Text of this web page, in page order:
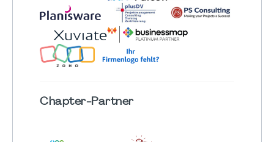
Chapter-Partner